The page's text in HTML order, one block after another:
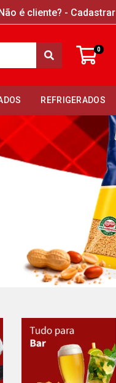
é cliente? - Cadastrar
0
REFRIGERADOS